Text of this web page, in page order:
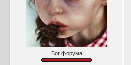
Бог форума